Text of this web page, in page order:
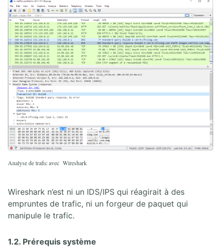
Analyse de trafic avec Wireshark
Wireshark n’est ni un IDS/IPS qui réagirait à des
empruntes de trafic, ni un forgeur de paquet qui
manipule le trafic.
1.2. Prérequis système